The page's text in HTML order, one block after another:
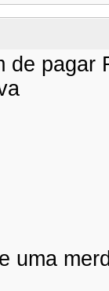
de
uma